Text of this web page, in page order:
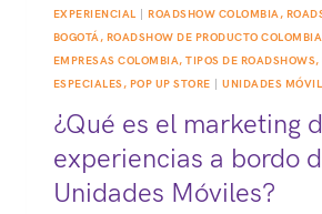
EXPERIENCIAL
ROADSHOW COLOMBIA,
BOGOTÁ, ROADSHOW DE PRODUCTO
EMPRESAS COLOMBIA, TIPOS DE
ESPECIALES, POP UP STORE |UNIDADES
¿Qué es el marketing
experiencias a bordo
Unidades Móviles?